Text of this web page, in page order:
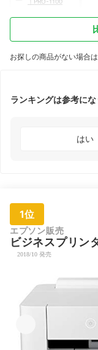
お探しの商品がない場合は
ランキングは参考にな
はい
1位
エプソン販売
ビジネスプリン
2018/10 発売